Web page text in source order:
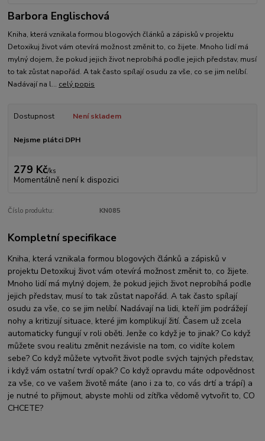
Barbora Englischová
Kniha, která vznikala formou blogových článků a zápisků v projektu
Detoxikuj život vám otevírá možnost změnit to, co žijete. Mnoho lidí má
mylný dojem, že pokud jejich život neprobíhá podle jejich představ, musí
to tak zůstat napořád. A tak často spílají osudu za vše, co se jim nelíbí.
Nadávají na l... celý popis
Dostupnost Není skladem
Nejsme plátci DPH
279 Kč/ks
Momentálně není k dispozici
Číslo produktu: KN085
Kompletní specifikace
Kniha, která vznikala formou blogových článků a zápisků v
projektu Detoxikuj život vám otevírá možnost změnit to, co žijete.
Mnoho lidí má mylný dojem, že pokud jejich život neprobíhá podle
jejich představ, musí to tak zůstat napořád. A tak často spílají
osudu za vše, co se jim nelíbí. Nadávají na lidi, kteří jim podrážejí
nohy a kritizují situace, které jim komplikují žití. Časem už zcela
automaticky fungují v roli oběti. Jenže co když je to jinak? Co když
můžete svou realitu změnit nezávisle na tom, co vidíte kolem
sebe? Co když můžete vytvořit život podle svých tajných představ,
i když vám ostatní tvrdí opak? Co když opravdu máte odpovědnost
za vše, co ve vašem životě máte (ano i za to, co vás drtí a trápí) a
je nutné to přijmout, abyste mohli od zítřka vědomě vytvořit to, CO
CHCETE?